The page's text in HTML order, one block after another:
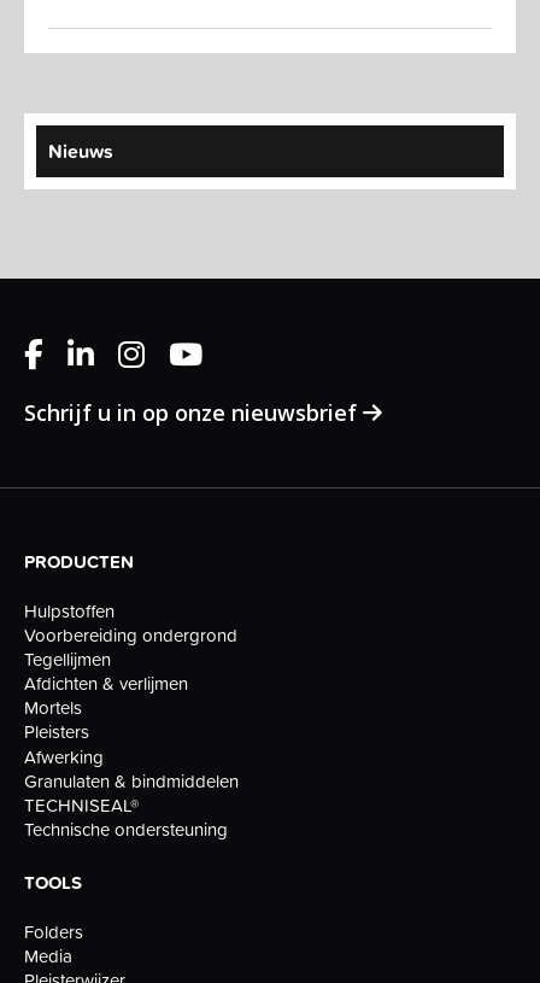
Nieuws
Schrijf u in op onze nieuwsbrief
PRODUCTEN
Hulpstoffen
Voorbereiding ondergrond
Tegellijmen
Afdichten & verlijmen
Mortels
Pleisters
Afwerking
Granulaten & bindmiddelen
TECHNISEAL®
Technische ondersteuning
TOOLS
Folders
Media